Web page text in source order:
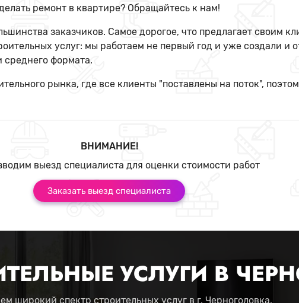
ремонт в квартире? Обращайтесь к нам!
заказчиков. Самое дорогое, что предлагает своим
услуг: мы работаем не первый год и уже создали и
среднего формата.
рынка, где все клиенты "поставлены на поток",
ВНИМАНИЕ!
выезд специалиста для оценки стоимости работ
Заказать выезд специалиста
УСЛУГИ В
широкий спектр строительных услуг в г. Черноголовка.